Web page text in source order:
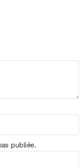
publiée.